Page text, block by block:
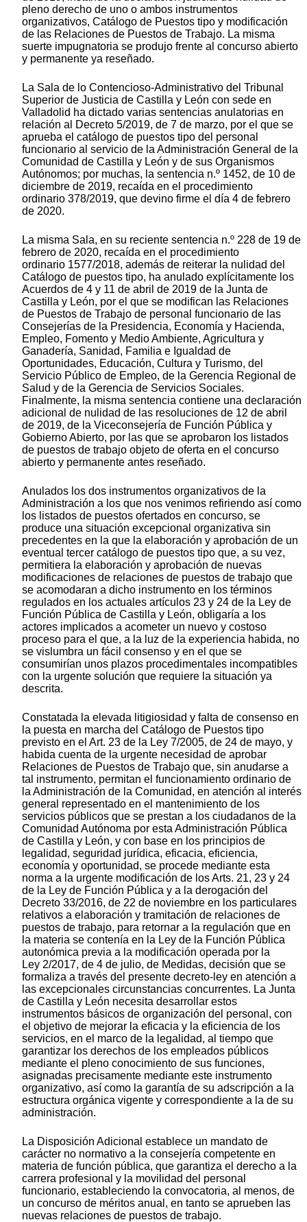
pleno derecho de uno o ambos instrumentos
organizativos, Catálogo de Puestos tipo y modificación
de las Relaciones de Puestos de Trabajo. La misma
suerte impugnatoria se produjo frente al concurso abierto
y permanente ya reseñado.
La Sala de lo Contencioso-Administrativo del Tribunal
Superior de Justicia de Castilla y León con sede en
Valladolid ha dictado varias sentencias anulatorias en
relación al Decreto 5/2019, de 7 de marzo, por el que se
aprueba el catálogo de puestos tipo del personal
funcionario al servicio de la Administración General de la
Comunidad de Castilla y León y de sus Organismos
Autónomos; por muchas, la sentencia n.º 1452, de 10 de
diciembre de 2019, recaída en el procedimiento
ordinario 378/2019, que devino firme el día 4 de febrero
de 2020.
La misma Sala, en su reciente sentencia n.º 228 de 19 de
febrero de 2020, recaída en el procedimiento
ordinario 1577/2018, además de reiterar la nulidad del
Catálogo de puestos tipo, ha anulado explícitamente los
Acuerdos de 4 y 11 de abril de 2019 de la Junta de
Castilla y León, por el que se modifican las Relaciones
de Puestos de Trabajo de personal funcionario de las
Consejerías de la Presidencia, Economía y Hacienda,
Empleo, Fomento y Medio Ambiente, Agricultura y
Ganadería, Sanidad, Familia e Igualdad de
Oportunidades, Educación, Cultura y Turismo, del
Servicio Público de Empleo, de la Gerencia Regional de
Salud y de la Gerencia de Servicios Sociales.
Finalmente, la misma sentencia contiene una declaración
adicional de nulidad de las resoluciones de 12 de abril
de 2019, de la Viceconsejería de Función Pública y
Gobierno Abierto, por las que se aprobaron los listados
de puestos de trabajo objeto de oferta en el concurso
abierto y permanente antes reseñado.
Anulados los dos instrumentos organizativos de la
Administración a los que nos venimos refiriendo así como
los listados de puestos ofertados en concurso, se
produce una situación excepcional organizativa sin
precedentes en la que la elaboración y aprobación de un
eventual tercer catálogo de puestos tipo que, a su vez,
permitiera la elaboración y aprobación de nuevas
modificaciones de relaciones de puestos de trabajo que
se acomodaran a dicho instrumento en los términos
regulados en los actuales artículos 23 y 24 de la Ley de
Función Pública de Castilla y León, obligaría a los
actores implicados a acometer un nuevo y costoso
proceso para el que, a la luz de la experiencia habida, no
se vislumbra un fácil consenso y en el que se
consumirían unos plazos procedimentales incompatibles
con la urgente solución que requiere la situación ya
descrita.
Constatada la elevada litigiosidad y falta de consenso en
la puesta en marcha del Catálogo de Puestos tipo
previsto en el Art. 23 de la Ley 7/2005, de 24 de mayo, y
habida cuenta de la urgente necesidad de aprobar
Relaciones de Puestos de Trabajo que, sin anudarse a
tal instrumento, permitan el funcionamiento ordinario de
la Administración de la Comunidad, en atención al interés
general representado en el mantenimiento de los
servicios públicos que se prestan a los ciudadanos de la
Comunidad Autónoma por esta Administración Pública
de Castilla y León, y con base en los principios de
legalidad, seguridad jurídica, eficacia, eficiencia,
economía y oportunidad, se procede mediante esta
norma a la urgente modificación de los Arts. 21, 23 y 24
de la Ley de Función Pública y a la derogación del
Decreto 33/2016, de 22 de noviembre en los particulares
relativos a elaboración y tramitación de relaciones de
puestos de trabajo, para retornar a la regulación que en
la materia se contenía en la Ley de la Función Pública
autonómica previa a la modificación operada por la
Ley 2/2017, de 4 de julio, de Medidas, decisión que se
formaliza a través del presente decreto-ley en atención a
las excepcionales circunstancias concurrentes. La Junta
de Castilla y León necesita desarrollar estos
instrumentos básicos de organización del personal, con
el objetivo de mejorar la eficacia y la eficiencia de los
servicios, en el marco de la legalidad, al tiempo que
garantizar los derechos de los empleados públicos
mediante el pleno conocimiento de sus funciones,
asignadas precisamente mediante este instrumento
organizativo, así como la garantía de su adscripción a la
estructura orgánica vigente y correspondiente a la de su
administración.
La Disposición Adicional establece un mandato de
carácter no normativo a la consejería competente en
materia de función pública, que garantiza el derecho a la
carrera profesional y la movilidad del personal
funcionario, estableciendo la convocatoria, al menos, de
un concurso de méritos anual, en tanto se aprueben las
nuevas relaciones de puestos de trabajo.